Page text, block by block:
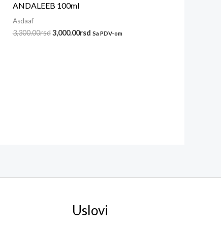
ANDALEEB 100ml
Asdaaf
3,300.00rsd
bila:
3,000.00rsd Sa PDV-om
Uslovi